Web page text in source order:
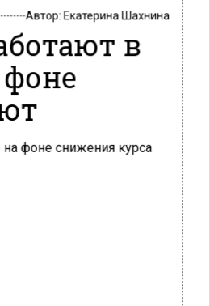
Автор: Екатерина Шахнина
в